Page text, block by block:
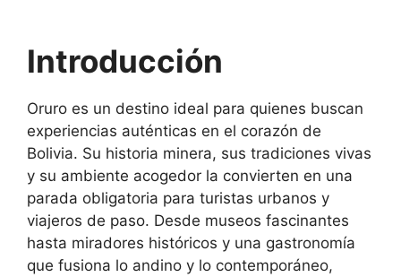
Introducción
Oruro es un destino ideal para quienes buscan
experiencias auténticas en el corazón de
Bolivia. Su historia minera, sus tradiciones vivas
y su ambiente acogedor la convierten en una
parada obligatoria para turistas urbanos y
viajeros de paso. Desde museos fascinantes
hasta miradores históricos y una gastronomía
que fusiona lo andino y lo contemporáneo,